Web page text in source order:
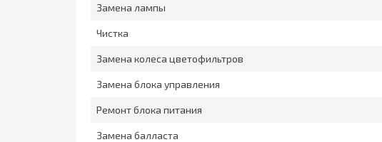
Замена лампы
Чистка
Замена колеса цветофильтров
Замена блока управления
Ремонт блока питания
Замена балласта